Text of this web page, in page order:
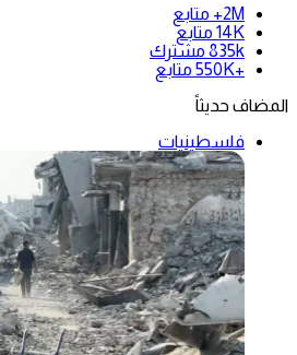
2M+
متابع
14K متابع
835k مشترك
+550K
متابع
المضاف حديثاً
فلسطينيات